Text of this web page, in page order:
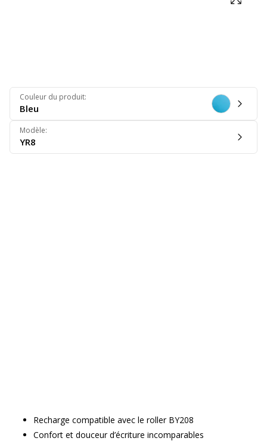
Couleur du produit:
Bleu
Modèle:
YR8
Recharge compatible avec le roller BY208
Confort et douceur d’écriture incomparables